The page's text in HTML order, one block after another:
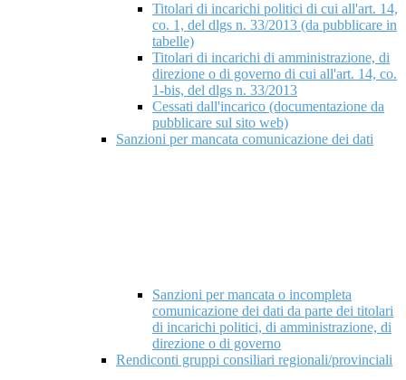
Titolari di incarichi politici di cui all'art. 14,
co. 1, del dlgs n. 33/2013 (da pubblicare in
tabelle)
Titolari di incarichi di amministrazione, di
direzione o di governo di cui all'art. 14, co.
1-bis, del dlgs n. 33/2013
Cessati dall'incarico (documentazione da
pubblicare sul sito web)
Sanzioni per mancata comunicazione dei dati
Sanzioni per mancata o incompleta
comunicazione dei dati da parte dei titolari
di incarichi politici, di amministrazione, di
direzione o di governo
Rendiconti gruppi consiliari regionali/provinciali